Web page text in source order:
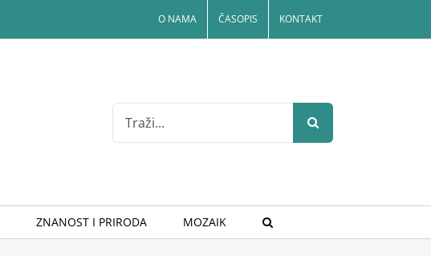
O NAMA ČASOPIS KONTAKT
Search
for:
ZNANOST I PRIRODA MOZAIK